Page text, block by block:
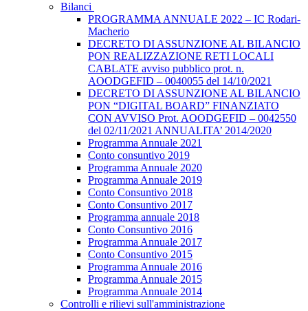
Bilanci
PROGRAMMA ANNUALE 2022 – IC Rodari-
Macherio
DECRETO DI ASSUNZIONE AL BILANCIO
PON REALIZZAZIONE RETI LOCALI
CABLATE avviso pubblico prot. n.
AOODGEFID – 0040055 del 14/10/2021
DECRETO DI ASSUNZIONE AL BILANCIO
PON “DIGITAL BOARD” FINANZIATO
CON AVVISO Prot. AOODGEFID – 0042550
del 02/11/2021 ANNUALITA’ 2014/2020
Programma Annuale 2021
Conto consuntivo 2019
Programma Annuale 2020
Programma Annuale 2019
Conto Consuntivo 2018
Conto Consuntivo 2017
Programma annuale 2018
Conto Consuntivo 2016
Programma Annuale 2017
Conto Consuntivo 2015
Programma Annuale 2016
Programma Annuale 2015
Programma Annuale 2014
Controlli e rilievi sull'amministrazione